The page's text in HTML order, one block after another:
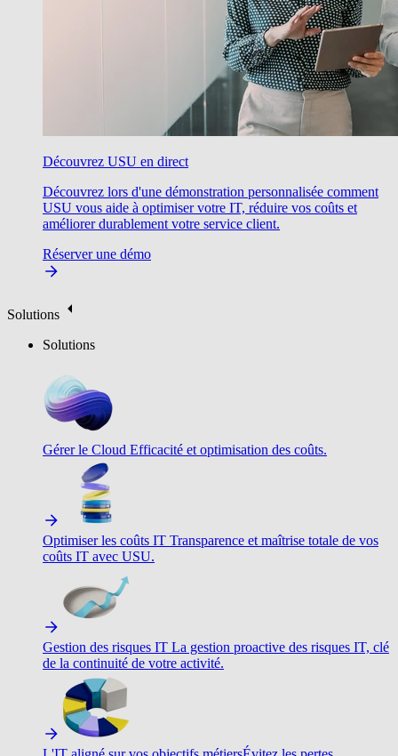
Découvrez USU en direct
Découvrez lors d'une démonstration personnalisée comment
USU vous aide à optimiser votre IT, réduire vos coûts et
améliorer durablement votre service client.
Réserver une démo
Solutions
Solutions
Gérer le Cloud Efficacité et optimisation des coûts.
Optimiser les coûts IT Transparence et maîtrise totale de vos
coûts IT avec USU.
Gestion des risques IT La gestion proactive des risques IT, clé
de la continuité de votre activité.